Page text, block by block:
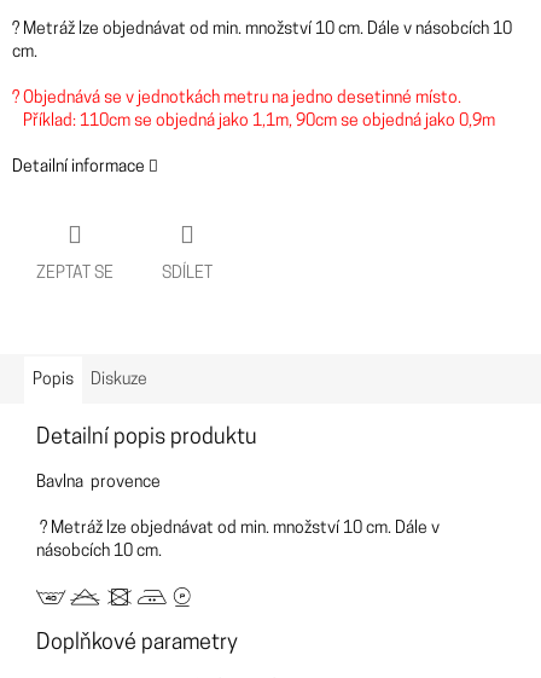
? Metráž lze objednávat od min. množství 10 cm. Dále v násobcích 10
cm.
? Objednává se v jednotkách metru na jedno desetinné místo.
Příklad: 110cm se objedná jako 1,1m, 90cm se objedná jako 0,9m
Detailní informace
ZEPTAT SE SDÍLET
Popis Diskuze
Detailní popis produktu
Bavlna provence
? Metráž lze objednávat od min. množství 10 cm. Dále v
násobcích 10 cm.
Doplňkové parametry